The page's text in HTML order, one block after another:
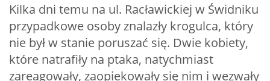
Kilka dni temu na ul. Racławickiej w Świdniku
przypadkowe osoby znalazły krogulca, który
nie był w stanie poruszać się. Dwie kobiety,
które natrafiły na ptaka, natychmiast
zareagowały, zaopiekowały się nim i wezwały